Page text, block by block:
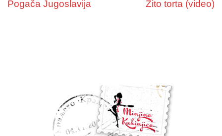
Pogača Jugoslavija Žito torta (video)